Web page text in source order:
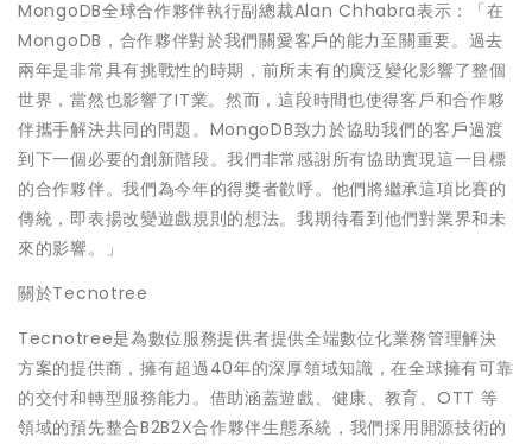
MongoDB全球合作夥伴執行副總裁Alan Chhabra表示：「在
MongoDB，合作夥伴對於我們關愛客戶的能力至關重要。過去
兩年是非常具有挑戰性的時期，前所未有的廣泛變化影響了整個
世界，當然也影響了IT業。然而，這段時間也使得客戶和合作夥
伴攜手解決共同的問題。MongoDB致力於協助我們的客戶過渡
到下一個必要的創新階段。我們非常感謝所有協助實現這一目標
的合作夥伴。我們為今年的得獎者歡呼。他們將繼承這項比賽的
傳統，即表揚改變遊戲規則的想法。我期待看到他們對業界和未
來的影響。」
關於Tecnotree
Tecnotree是為數位服務提供者提供全端數位化業務管理解決
方案的提供商，擁有超過40年的深厚領域知識，在全球擁有可靠
的交付和轉型服務能力。借助涵蓋遊戲、健康、教育、OTT 等
領域的預先整合B2B2X合作夥伴生態系統，我們採用開源技術的